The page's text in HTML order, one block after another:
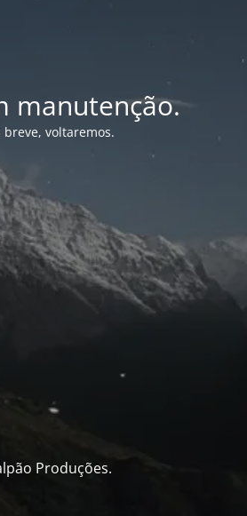
manutenção.
breve, voltaremos.
Produções.